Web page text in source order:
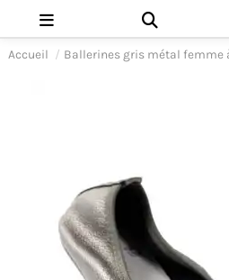
Accueil Ballerines gris métal femme